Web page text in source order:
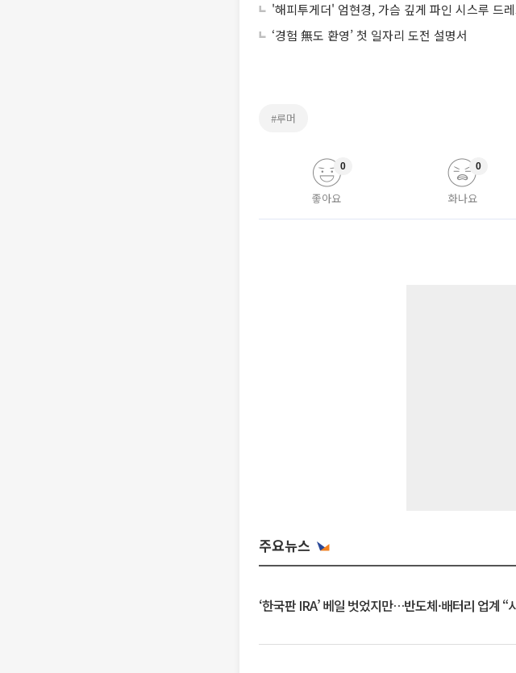
'해피투게더' 엄현경, 가슴 깊게 파인 시스루 드
‘경험 無도 환영’ 첫 일자리 도전 설명서
#루머
좋아요
0
화나요
0
주요뉴스
‘한국판 IRA’ 베일 벗었지만…반도체·배터리 업계 “